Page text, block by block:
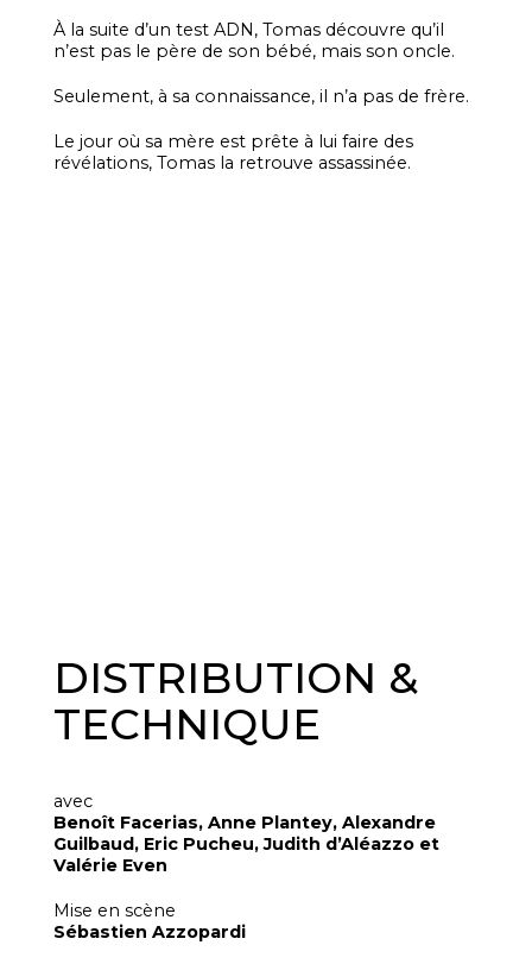
À la suite d’un test ADN, Tomas découvre qu’il
n’est pas le père de son bébé, mais son oncle.
Seulement, à sa connaissance, il n’a pas de frère.
Le jour où sa mère est prête à lui faire des
révélations, Tomas la retrouve assassinée.
DISTRIBUTION &
TECHNIQUE
avec
Benoît Facerias, Anne Plantey, Alexandre
Guilbaud, Eric Pucheu, Judith d’Aléazzo et
Valérie Even
Mise en scène
Sébastien Azzopardi